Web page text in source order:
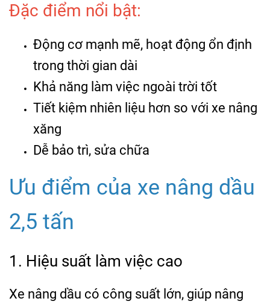
Đặc điểm nổi bật:
Động cơ mạnh mẽ, hoạt động ổn định
trong thời gian dài
Khả năng làm việc ngoài trời tốt
Tiết kiệm nhiên liệu hơn so với xe nâng
xăng
Dễ bảo trì, sửa chữa
Ưu điểm của xe nâng dầu
2,5 tấn
1. Hiệu suất làm việc cao
Xe nâng dầu có công suất lớn, giúp nâng